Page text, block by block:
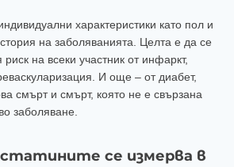
характеристики като пол и
на заболяванията. Целта е да се
на всеки участник от инфаркт,
И още – от диабет,
смърт и смърт, която не е свързана
заболяване.
се измерва в